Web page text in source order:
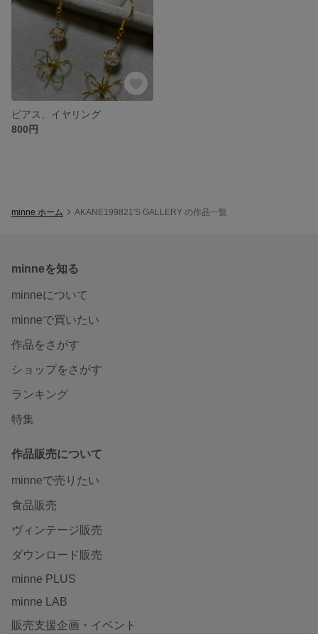
ピアス、イヤリング
800円
minne ホーム AKANE199821'S GALLERY の作品一覧
minneを知る
minneについて
minneで買いたい
作品をさがす
ショップをさがす
ランキング
特集
作品販売について
minneで売りたい
食品販売
ヴィンテージ販売
ダウンロード販売
minne PLUS
minne LAB
販売支援企画・イベント